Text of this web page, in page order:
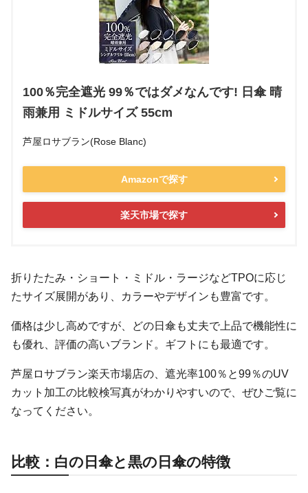
100％完全遮光 99％ではダメなんです! 日傘 晴
雨兼用 ミドルサイズ 55cm
芦屋ロサブラン(Rose Blanc)
Amazonで探す
楽天市場で探す
折りたたみ・ショート・ミドル・ラージなどTPOに応じ
たサイズ展開があり、カラーやデザインも豊富です。
価格は少し高めですが、どの日傘も丈夫で上品で機能性に
も優れ、評価の高いブランド。ギフトにも最適です。
芦屋ロサブラン楽天市場店の、遮光率100％と99％のUV
カット加工の比較検写真がわかりやすいので、ぜひご覧に
なってください。
比較：白の日傘と黒の日傘の特徴